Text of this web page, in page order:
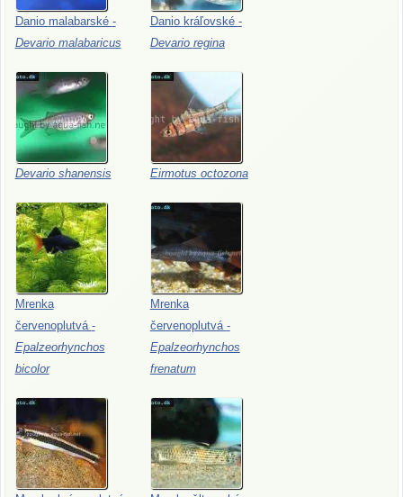
Danio malabarské -
Devario malabaricus
Danio kráľovské -
Devario regina
Devario shanensis Eirmotus octozona
Mrenka
červenoplutvá -
Epalzeorhynchos
bicolor
Mrenka
červenoplutvá -
Epalzeorhynchos
frenatum